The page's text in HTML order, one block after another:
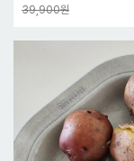
39,900원